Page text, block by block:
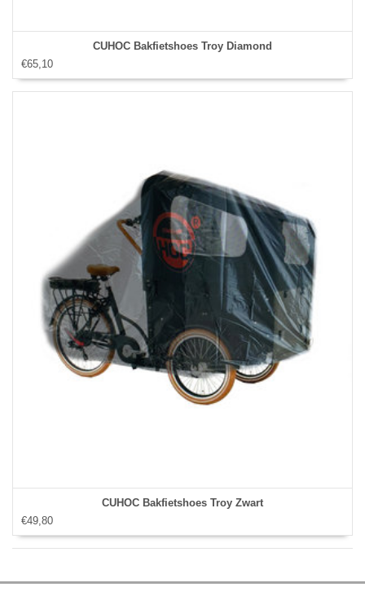
CUHOC Bakfietshoes Troy Diamond
€65,10
CUHOC Bakfietshoes Troy Zwart
€49,80